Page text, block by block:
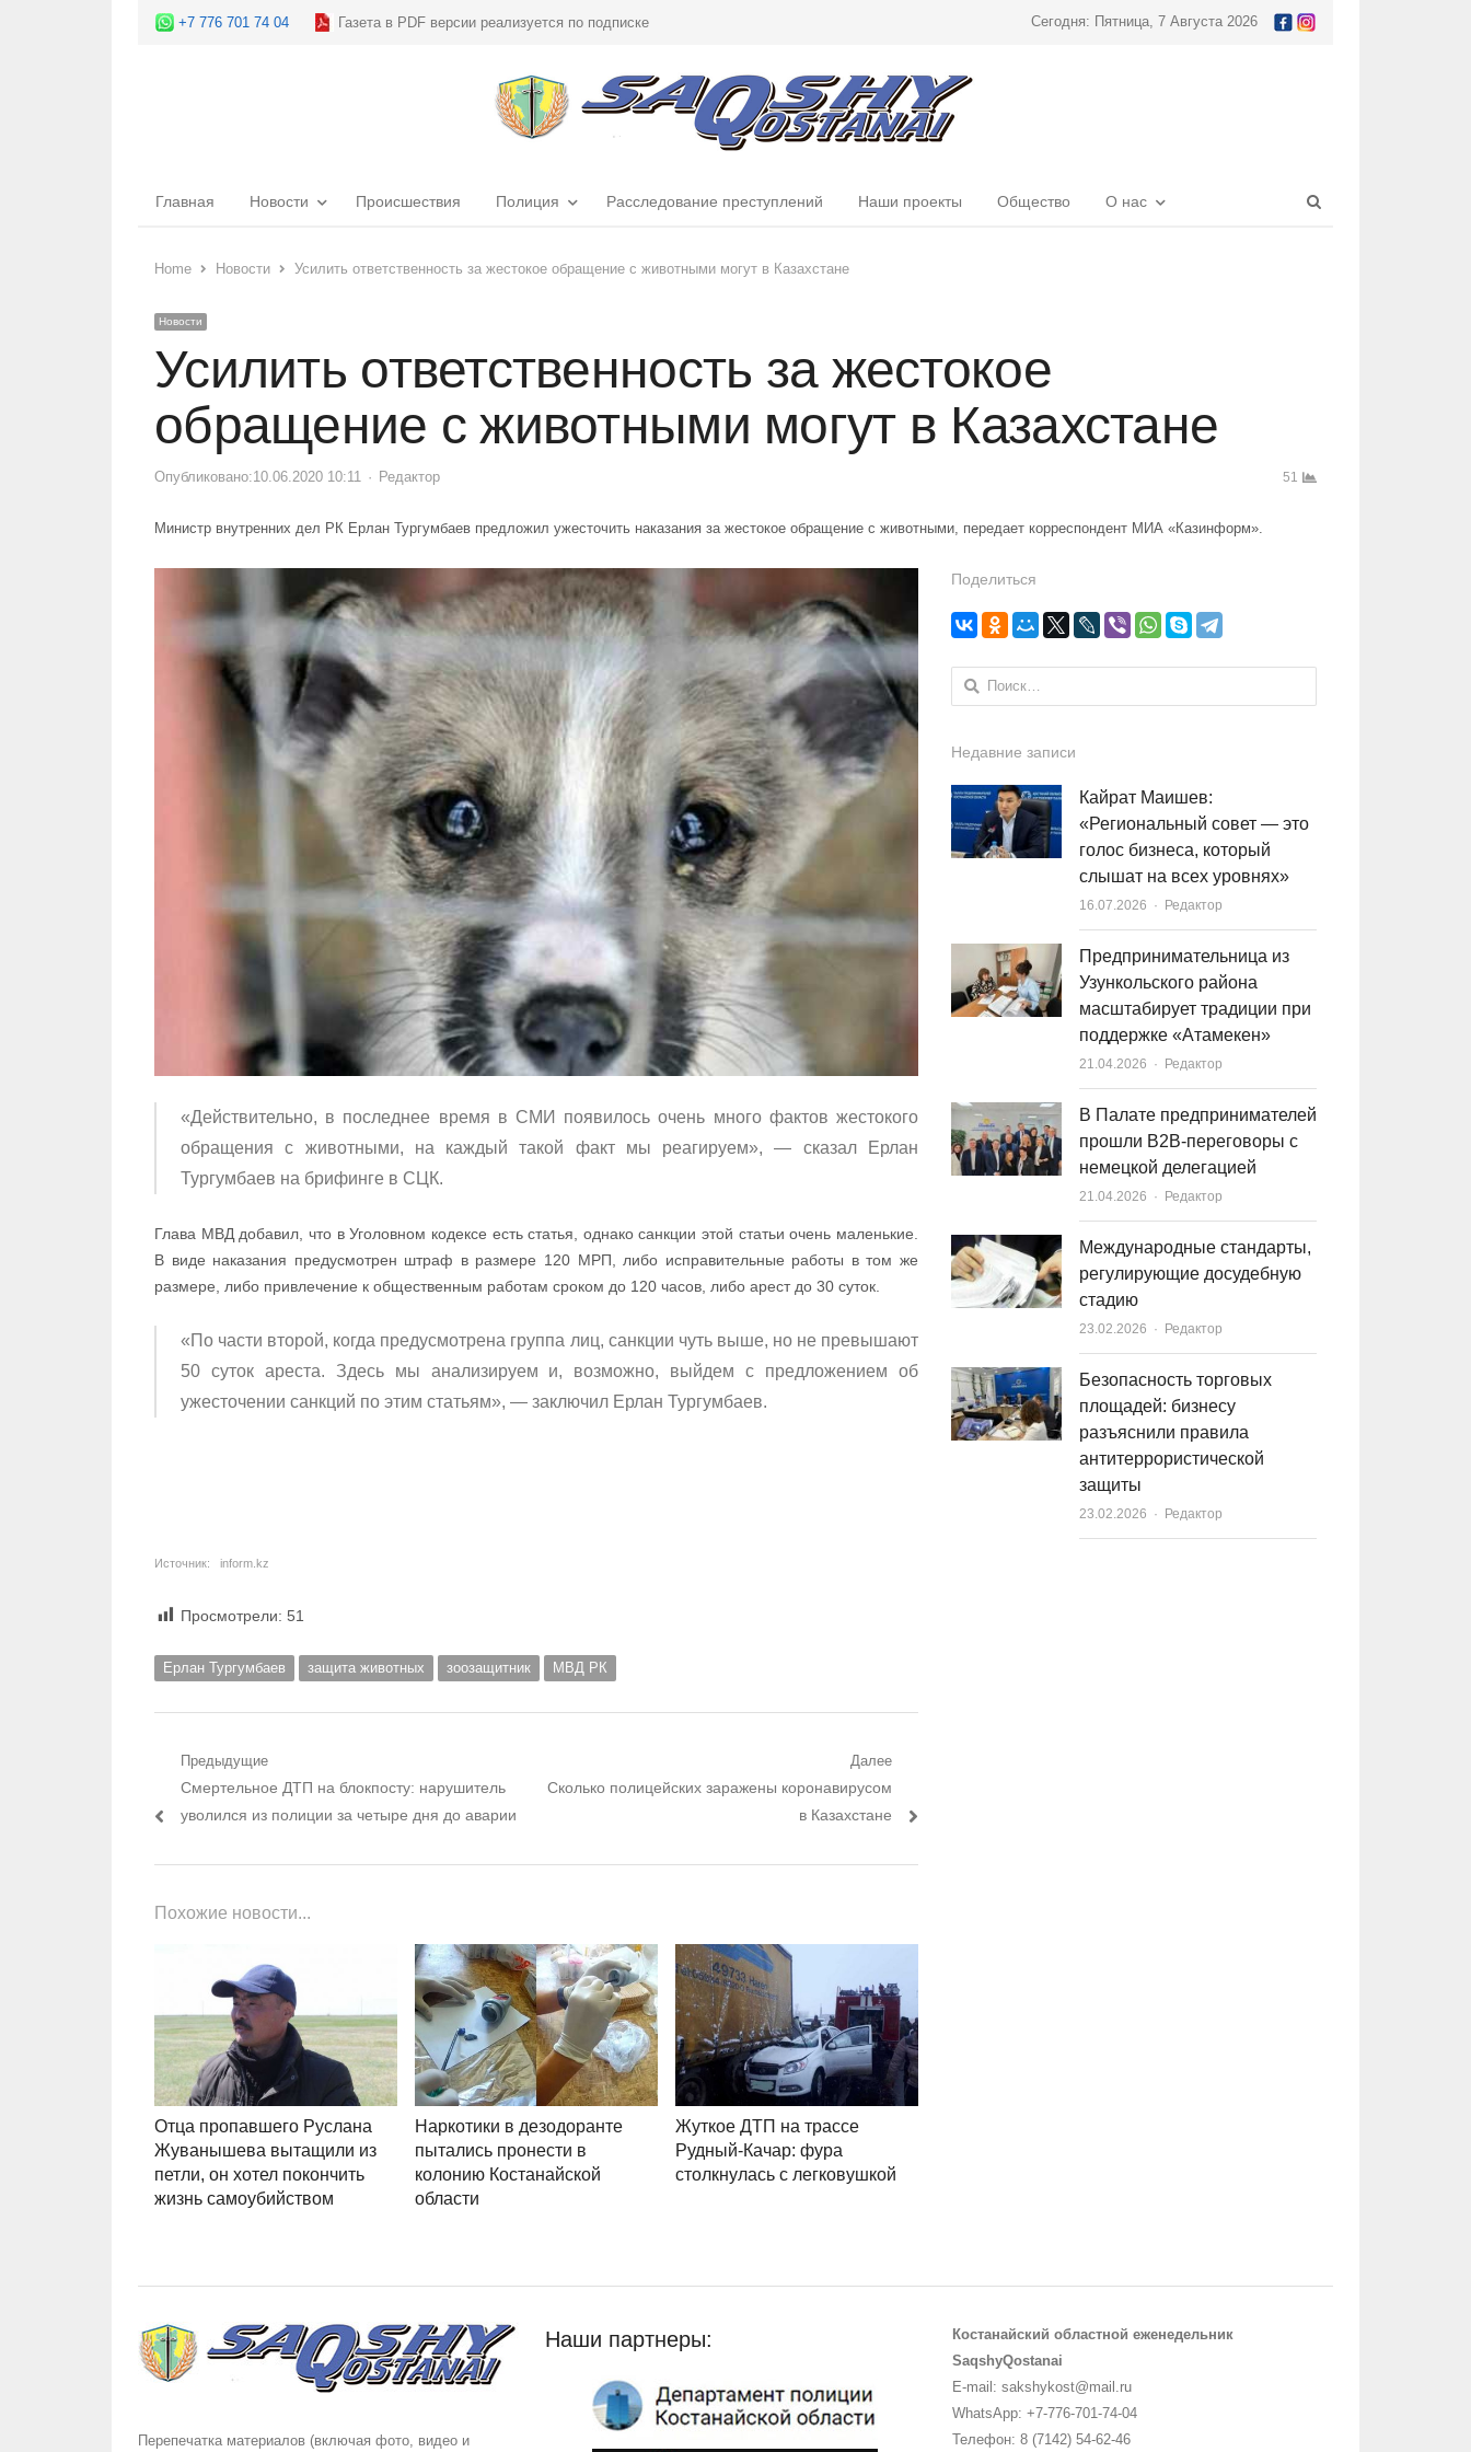
+7 776 701 74 04 Газета в PDF версии реализуется по подписке Сегодня: Пятница, 7 Августа 2026
Главная Новости Происшествия Полиция Расследование преступлений Наши проекты Общество О нас
Home
Новости Усилить ответственность за жестокое обращение с животными могут в Казахстане
Новости
Усилить ответственность за жестокое
обращение с животными могут в Казахстане
Опубликовано:10.06.2020 10:11 Author
Редактор 51
Министр внутренних дел РК Ерлан Тургумбаев предложил ужесточить наказания за жестокое обращение с животными, передает корреспондент МИА «Казинформ».
«Действительно, в последнее время в СМИ появилось очень много фактов жестокого
обращения с животными, на каждый такой факт мы реагируем», — сказал Ерлан
Тургумбаев на брифинге в СЦК.
Глава МВД добавил, что в Уголовном кодексе есть статья, однако санкции этой статьи очень маленькие.
В виде наказания предусмотрен штраф в размере 120 МРП, либо исправительные работы в том же
размере, либо привлечение к общественным работам сроком до 120 часов, либо арест до 30 суток.
«По части второй, когда предусмотрена группа лиц, санкции чуть выше, но не превышают
50 суток ареста. Здесь мы анализируем и, возможно, выйдем с предложением об
ужесточении санкций по этим статьям», — заключил Ерлан Тургумбаев.
Источник: inform.kz
Просмотрели: 51
Ерлан Тургумбаев защита животных зоозащитник МВД РК
Навигация по записям
Предыдущие
Предыдущий пост:
Смертельное ДТП на блокпосту: нарушитель
уволился из полиции за четыре дня до аварии
Далее
Следующий пост:
Сколько полицейских заражены коронавирусом
в Казахстане
Похожие новости...
Отца пропавшего Руслана
Жуванышева вытащили из
петли, он хотел покончить
жизнь самоубийством
Наркотики в дезодоранте
пытались пронести в
колонию Костанайской
области
Жуткое ДТП на трассе
Рудный-Качар: фура
столкнулась с легковушкой
Поделиться
Найти:
Недавние записи
Кайрат Маишев:
«Региональный совет — это
голос бизнеса, который
слышат на всех уровнях»
16.07.2026 Author
Редактор
Предпринимательница из
Узункольского района
масштабирует традиции при
поддержке «Атамекен»
21.04.2026 Author
Редактор
В Палате предпринимателей
прошли B2B-переговоры с
немецкой делегацией
21.04.2026 Author
Редактор
Международные стандарты,
регулирующие досудебную
стадию
23.02.2026 Author
Редактор
Безопасность торговых
площадей: бизнесу
разъяснили правила
антитеррористической
защиты
23.02.2026 Author
Редактор
Перепечатка материалов (включая фото, видео и
Наши партнеры:
Костанайский областной еженедельник
SaqshyQostanai
E-mail: sakshykost@mail.ru
WhatsApp: +7-776-701-74-04
Телефон: 8 (7142) 54-62-46